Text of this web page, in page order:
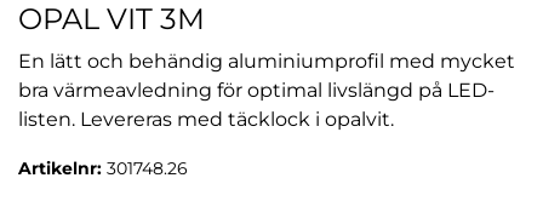
OPAL VIT 3M
En lätt och behändig aluminiumprofil med mycket
bra värmeavledning för optimal livslängd på LED-
listen. Levereras med täcklock i opalvit.
Artikelnr: 301748.26